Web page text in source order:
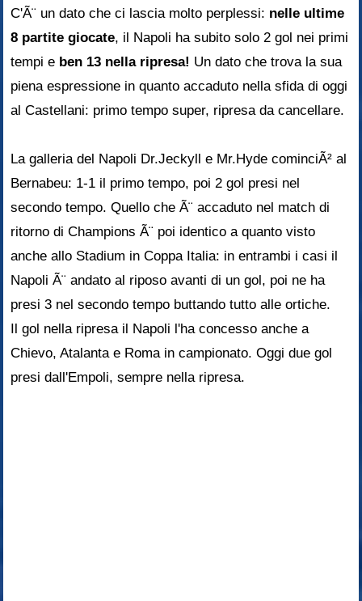
C'Ã¨ un dato che ci lascia molto perplessi: nelle ultime
8 partite giocate, il Napoli ha subito solo 2 gol nei primi
tempi e ben 13 nella ripresa! Un dato che trova la sua
piena espressione in quanto accaduto nella sfida di oggi
al Castellani: primo tempo super, ripresa da cancellare.
La galleria del Napoli Dr.Jeckyll e Mr.Hyde cominciÃ² al
Bernabeu: 1-1 il primo tempo, poi 2 gol presi nel
secondo tempo. Quello che Ã¨ accaduto nel match di
ritorno di Champions Ã¨ poi identico a quanto visto
anche allo Stadium in Coppa Italia: in entrambi i casi il
Napoli Ã¨ andato al riposo avanti di un gol, poi ne ha
presi 3 nel secondo tempo buttando tutto alle ortiche.
Il gol nella ripresa il Napoli l'ha concesso anche a
Chievo, Atalanta e Roma in campionato. Oggi due gol
presi dall'Empoli, sempre nella ripresa.